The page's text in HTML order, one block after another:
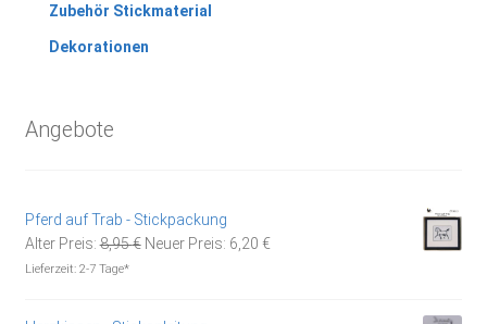
Zubehör Stickmaterial
Dekorationen
Angebote
Pferd auf Trab - Stickpackung
Alter Preis: 8,95€ Ursprünglicher
Neuer Preis: 6,20 €Aktueller
Lieferzeit: 2-7 Tage*